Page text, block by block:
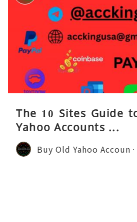
The 10 Sites Guide
Yahoo Accounts ...
Buy Old Yahoo Accoun